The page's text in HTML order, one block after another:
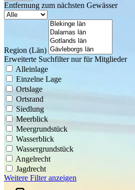
Entfernung zum nächsten Gewässer
Region (Län)
Erweiterte Suchfilter nur für Mitglieder
Alleinlage
Einzelne Lage
Ortslage
Ortsrand
Siedlung
Meerblick
Meergrundstück
Wasserblick
Wassergrundstück
Angelrecht
Jagdrecht
Weitere Filter anzeigen